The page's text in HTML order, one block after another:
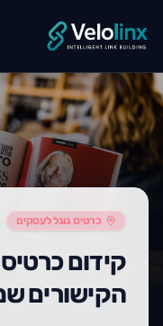
כרטיס גוגל לעסקים
קידום
הקישורים